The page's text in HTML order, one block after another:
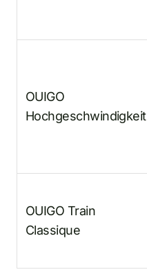
OUIGO
Hochgeschwindigkeit
OUIGO Train
Classique